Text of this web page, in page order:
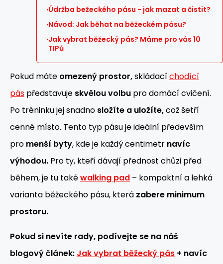
Údržba bežeckého pásu - jak mazat a čistit?
Návod: Jak běhat na běžeckém pásu?
Jak vybrat běžecký pás? Máme pro vás 10
TIPů
Pokud máte omezený prostor,skládacíchodící
pás představuje skvělou volbu pro domácí cvičení.
Po tréninku jej snadno složíte a uložíte,což šetří
cenné místo. Tento typ pásu je ideální především
pro menší byty, kde je každý centimetr navíc
výhodou. Pro ty, kteří dávají přednost chůzi před
během, je tu takéwalking pad – kompaktní a lehká
varianta běžeckého pásu, která zabere minimum
prostoru.
Pokud si nevíte rady, podívejte se na náš
blogový článek: Jak vybrat běžecký pás + navíc